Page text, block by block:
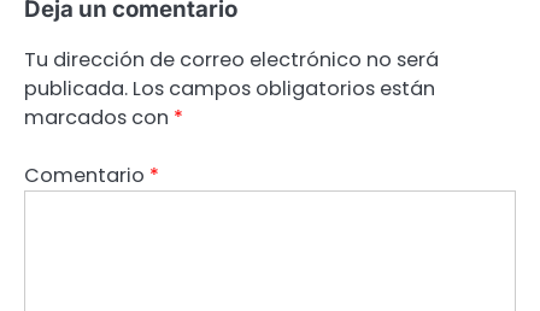
Deja un comentario
Tu dirección de correo electrónico no será
publicada. Los campos obligatorios están
marcados con *
Comentario *